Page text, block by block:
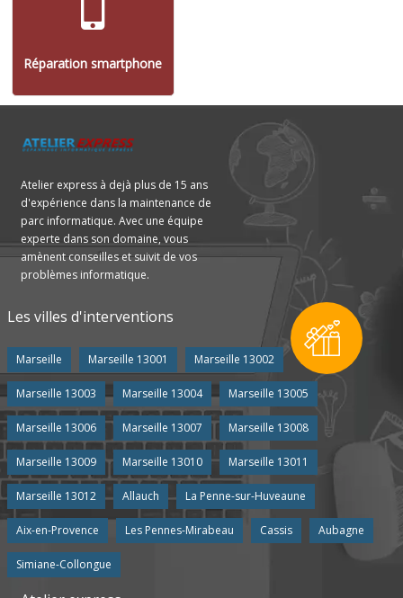
Réparation smartphone
Atelier express à dejà plus de 15 ans
d'expérience dans la maintenance de
parc informatique. Avec une équipe
experte dans son domaine, vous
amènent conseilles et suivit de vos
problèmes informatique.
Les villes d'interventions
Marseille Marseille 13001 Marseille 13002
Marseille 13003 Marseille 13004 Marseille 13005
Marseille 13006 Marseille 13007 Marseille 13008
Marseille 13009 Marseille 13010 Marseille 13011
Marseille 13012 Allauch La Penne-sur-Huveaune
Aix-en-Provence Les Pennes-Mirabeau Cassis Aubagne
Simiane-Collongue